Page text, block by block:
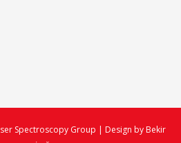
Spectroscopy Group | Design by Bekir